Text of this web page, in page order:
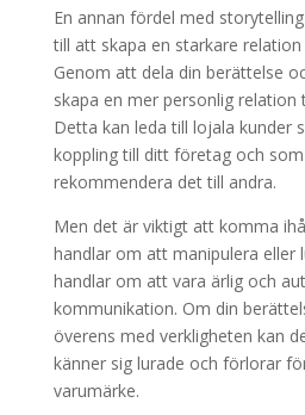
En annan fördel med
till att skapa en starkare relation
Genom att dela din berättelse
skapa en mer personlig relation
Detta kan leda till lojala kunder
koppling till ditt företag och
rekommendera det till andra.
Men det är viktigt att komma
handlar om att manipulera eller
handlar om att vara ärlig och
kommunikation. Om din
överens med verkligheten kan
känner sig lurade och förlorar
varumärke.